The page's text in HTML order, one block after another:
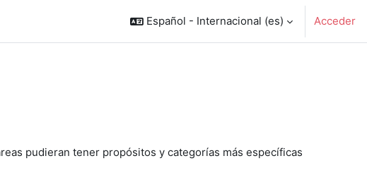
Español - Internacional ‎(es)‎ Acceder
pudieran tener propósitos y categorías más específicas